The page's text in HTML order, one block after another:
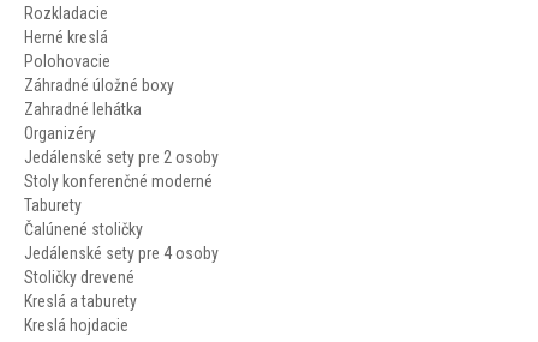
Rozkladacie
Herné kreslá
Polohovacie
Záhradné úložné boxy
Zahradné lehátka
Organizéry
Jedálenské sety pre 2 osoby
Stoly konferenčné moderné
Taburety
Čalúnené stoličky
Jedálenské sety pre 4 osoby
Stoličky drevené
Kreslá a taburety
Kreslá hojdacie